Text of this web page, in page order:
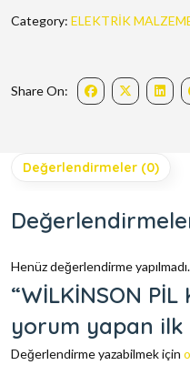
Category: ELEKTRİK
Share On:
Değerlendirmeler (0)
Henüz değerlendirme yapılmadı.
“WİLKİNSON PİL
yorum yapan ilk
Değerlendirme yazabilmek için